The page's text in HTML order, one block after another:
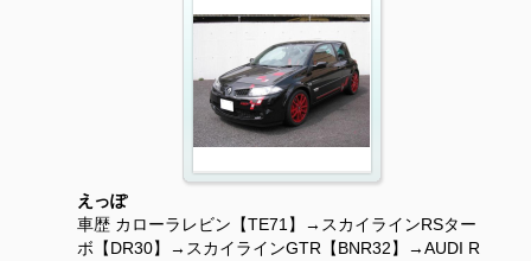
えっぽ
車歴 カローラレビン【TE71】→スカイラインRSター
ボ【DR30】→スカイラインGTR【BNR32】→AUDI R